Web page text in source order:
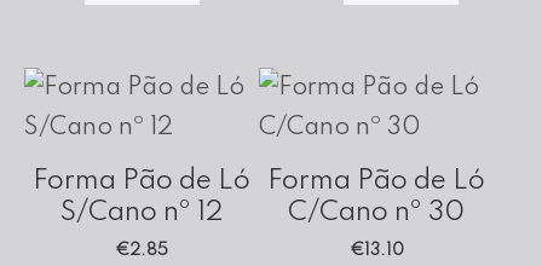
Forma Pão de Ló
S/Cano nº 12
€2.85
Forma Pão de Ló
C/Cano nº 30
€13.10